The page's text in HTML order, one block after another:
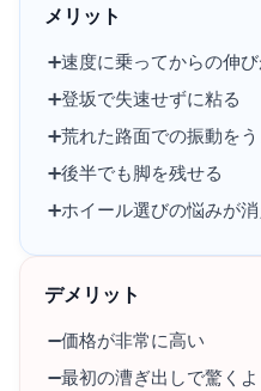
メリット
➕️速度に乗ってからの伸
➕️登坂で失速せずに粘る
➕️荒れた路面での振動を
➕️後半でも脚を残せる
➕️ホイール選びの悩みが
デメリット
➖️価格が非常に高い
➖️最初の漕ぎ出しで驚く